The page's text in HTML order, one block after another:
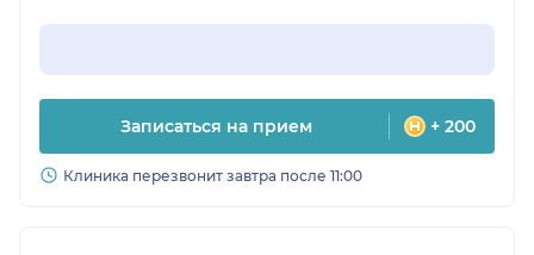
Записаться на прием + 200
Клиника перезвонит завтра после 11:00